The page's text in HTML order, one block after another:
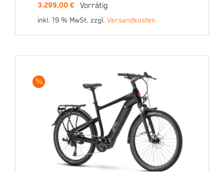
Low Step / L 55cm
3.299,00€ Vorrätig
inkl. 19 % MwSt. zzgl.Versandkosten
%